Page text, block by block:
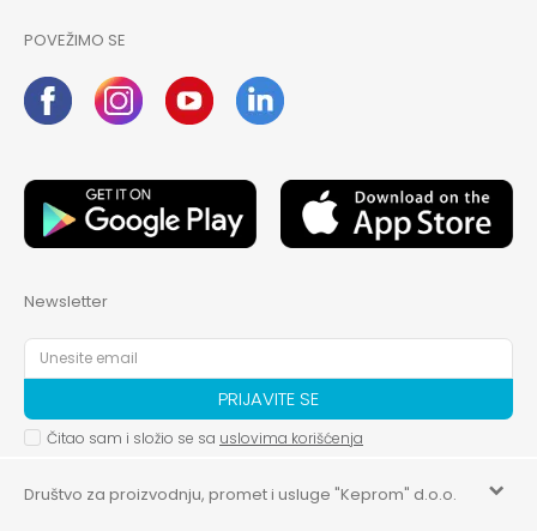
POVEŽIMO SE
Newsletter
PRIJAVITE SE
Čitao sam i složio se sa uslovima korišćenja
Društvo za proizvodnju, promet i usluge "Keprom" d.o.o.